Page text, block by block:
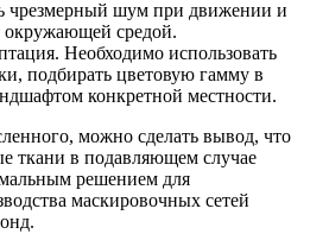
чрезмерный шум при движении и
окружающей средой.
Необходимо использовать
подбирать цветовую гамму в
конкретной местности.
можно сделать вывод, что
ткани в подавляющем случае
решением для
маскировочных сетей